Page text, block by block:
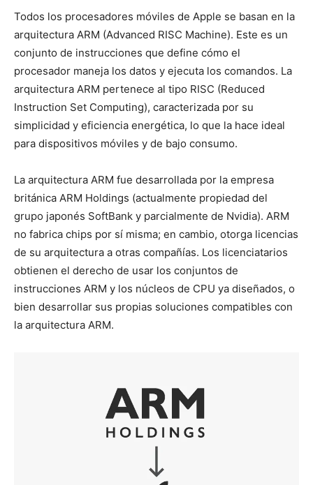
Todos los procesadores móviles de Apple se basan en la
arquitectura ARM (Advanced RISC Machine). Este es un
conjunto de instrucciones que define cómo el
procesador maneja los datos y ejecuta los comandos. La
arquitectura ARM pertenece al tipo RISC (Reduced
Instruction Set Computing), caracterizada por su
simplicidad y eficiencia energética, lo que la hace ideal
para dispositivos móviles y de bajo consumo.
La arquitectura ARM fue desarrollada por la empresa
británica ARM Holdings (actualmente propiedad del
grupo japonés SoftBank y parcialmente de Nvidia). ARM
no fabrica chips por sí misma; en cambio, otorga licencias
de su arquitectura a otras compañías. Los licenciatarios
obtienen el derecho de usar los conjuntos de
instrucciones ARM y los núcleos de CPU ya diseñados, o
bien desarrollar sus propias soluciones compatibles con
la arquitectura ARM.